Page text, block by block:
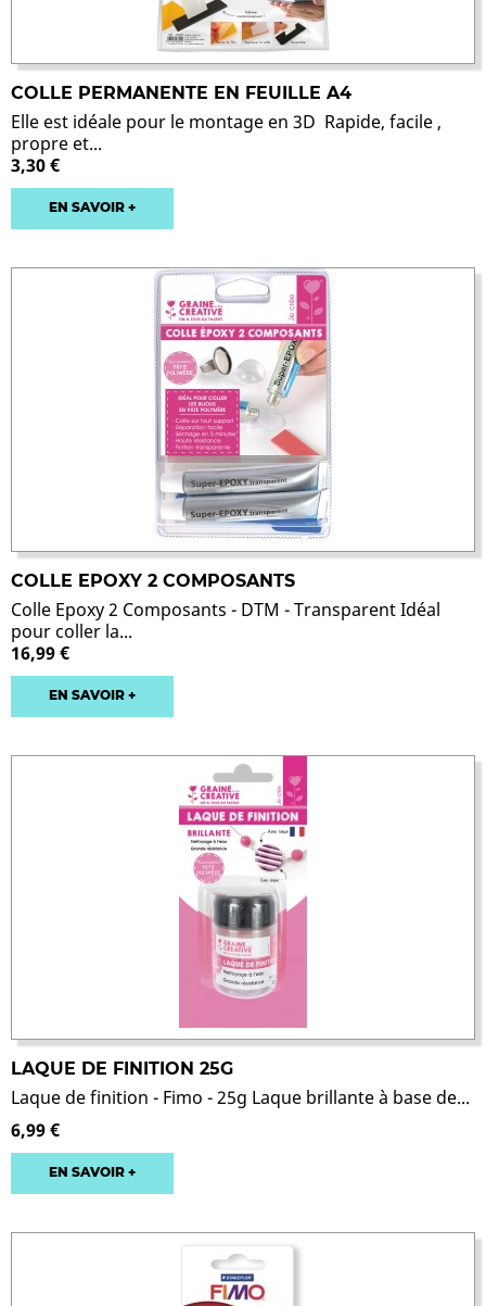
COLLE PERMANENTE EN FEUILLE A4
Elle est idéale pour le montage en 3D Rapide, facile ,
propre et...
3,30 €
EN SAVOIR +
COLLE EPOXY 2 COMPOSANTS
Colle Epoxy 2 Composants - DTM - Transparent Idéal
pour coller la...
16,99 €
EN SAVOIR +
LAQUE DE FINITION 25G
Laque de finition - Fimo - 25g Laque brillante à base de...
6,99 €
EN SAVOIR +